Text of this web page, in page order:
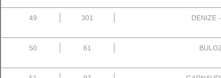
49 301 DENIZE
50 61